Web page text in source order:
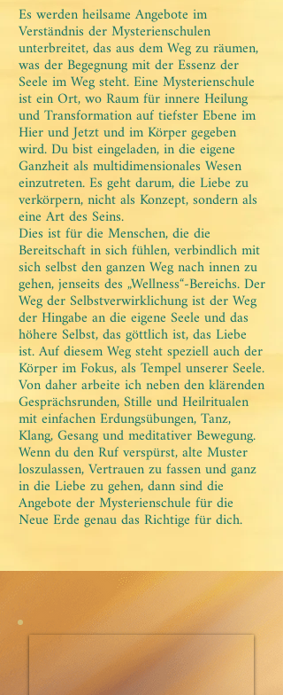
Es werden heilsame Angebote im
Verständnis der Mysterienschulen
unterbreitet, das aus dem Weg zu räumen,
was der Begegnung mit der Essenz der
Seele im Weg steht. Eine Mysterienschule
ist ein Ort, wo Raum für innere Heilung
und Transformation auf tiefster Ebene im
Hier und Jetzt und im Körper gegeben
wird. Du bist eingeladen, in die eigene
Ganzheit als multidimensionales Wesen
einzutreten. Es geht darum, die Liebe zu
verkörpern, nicht als Konzept, sondern als
eine Art des Seins.
Dies ist für die Menschen, die die
Bereitschaft in sich fühlen, verbindlich mit
sich selbst den ganzen Weg nach innen zu
gehen, jenseits des „Wellness“-Bereichs. Der
Weg der Selbstverwirklichung ist der Weg
der Hingabe an die eigene Seele und das
höhere Selbst, das göttlich ist, das Liebe
ist. Auf diesem Weg steht speziell auch der
Körper im Fokus, als Tempel unserer Seele.
Von daher arbeite ich neben den klärenden
Gesprächsrunden, Stille und Heilritualen
mit einfachen Erdungsübungen, Tanz,
Klang, Gesang und meditativer Bewegung.
Wenn du den Ruf verspürst, alte Muster
loszulassen, Vertrauen zu fassen und ganz
in die Liebe zu gehen, dann sind die
Angebote der Mysterienschule für die
Neue Erde genau das Richtige für dich.